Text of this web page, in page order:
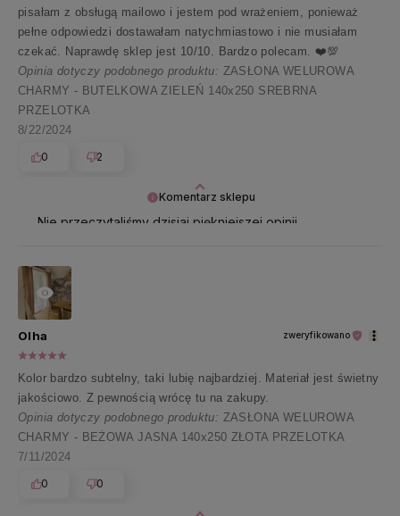
Komentarz sklepu
Nie przeczytaliśmy dzisiaj piękniejszej opinii.
pisałam z obsługą mailowo i jestem pod wrażeniem, ponieważ
pełne odpowiedzi dostawałam natychmiastowo i nie musiałam
czekać. Naprawdę sklep jest 10/10. Bardzo polecam. ❤️💯
Opinia dotyczy podobnego produktu: ZASŁONA WELUROWA
CHARMY - BUTELKOWA ZIELEŃ 140x250 SREBRNA
PRZELOTKA
8/22/2024
0
2
Olha zweryfikowano
Kolor bardzo subtelny, taki lubię najbardziej. Materiał jest świetny
jakościowo. Z pewnością wrócę tu na zakupy.
Opinia dotyczy podobnego produktu: ZASŁONA WELUROWA
CHARMY - BEŻOWA JASNA 140x250 ZŁOTA PRZELOTKA
7/11/2024
0
0